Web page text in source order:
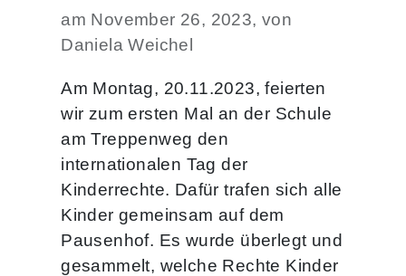
am November 26, 2023, von
Daniela Weichel
Am Montag, 20.11.2023, feierten
wir zum ersten Mal an der Schule
am Treppenweg den
internationalen Tag der
Kinderrechte. Dafür trafen sich alle
Kinder gemeinsam auf dem
Pausenhof. Es wurde überlegt und
gesammelt, welche Rechte Kinder